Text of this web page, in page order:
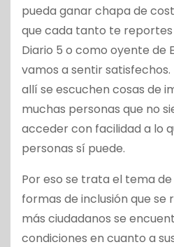
pueda ganar chapa de
que cada tanto te
Diario 5 o como oyente de
vamos a sentir satisfechos.
allí se escuchen cosas de
muchas personas que no
acceder con facilidad a lo
personas sí puede.
Por eso se trata el tema
formas de inclusión que se
más ciudadanos se
condiciones en cuanto a